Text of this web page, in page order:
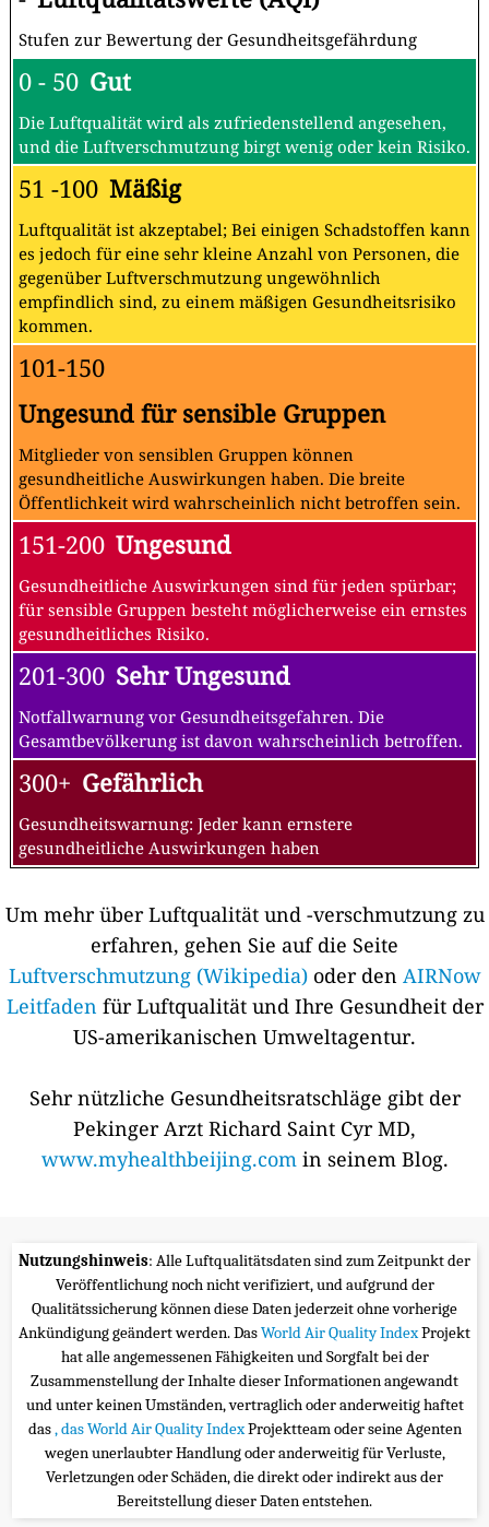
Stufen zur Bewertung der Gesundheitsgefährdung
0 - 50 Gut
Die Luftqualität wird als zufriedenstellend angesehen,
und die Luftverschmutzung birgt wenig oder kein Risiko.
51 -100 Mäßig
Luftqualität ist akzeptabel; Bei einigen Schadstoffen kann
es jedoch für eine sehr kleine Anzahl von Personen, die
gegenüber Luftverschmutzung ungewöhnlich
empfindlich sind, zu einem mäßigen Gesundheitsrisiko
kommen.
101-150
Ungesund für sensible Gruppen
Mitglieder von sensiblen Gruppen können
gesundheitliche Auswirkungen haben. Die breite
Öffentlichkeit wird wahrscheinlich nicht betroffen sein.
151-200 Ungesund
Gesundheitliche Auswirkungen sind für jeden spürbar;
für sensible Gruppen besteht möglicherweise ein ernstes
gesundheitliches Risiko.
201-300 Sehr Ungesund
Notfallwarnung vor Gesundheitsgefahren. Die
Gesamtbevölkerung ist davon wahrscheinlich betroffen.
300+ Gefährlich
Gesundheitswarnung: Jeder kann ernstere
gesundheitliche Auswirkungen haben
Um mehr über Luftqualität und -verschmutzung zu
erfahren, gehen Sie auf die Seite
Luftverschmutzung (Wikipedia)oder den AIRNow
Leitfaden für Luftqualität und Ihre Gesundheit der
US-amerikanischen Umweltagentur.
Sehr nützliche Gesundheitsratschläge gibt der
Pekinger Arzt Richard Saint Cyr MD,
www.myhealthbeijing.comin seinem Blog.
Nutzungshinweis: Alle Luftqualitätsdaten sind zum Zeitpunkt der
Veröffentlichung noch nicht verifiziert, und aufgrund der
Qualitätssicherung können diese Daten jederzeit ohne vorherige
Ankündigung geändert werden. DasWorld Air Quality IndexProjekt
hat alle angemessenen Fähigkeiten und Sorgfalt bei der
Zusammenstellung der Inhalte dieser Informationen angewandt
und unter keinen Umständen, vertraglich oder anderweitig haftet
das, das World Air Quality IndexProjektteam oder seine Agenten
wegen unerlaubter Handlung oder anderweitig für Verluste,
Verletzungen oder Schäden, die direkt oder indirekt aus der
Bereitstellung dieser Daten entstehen.